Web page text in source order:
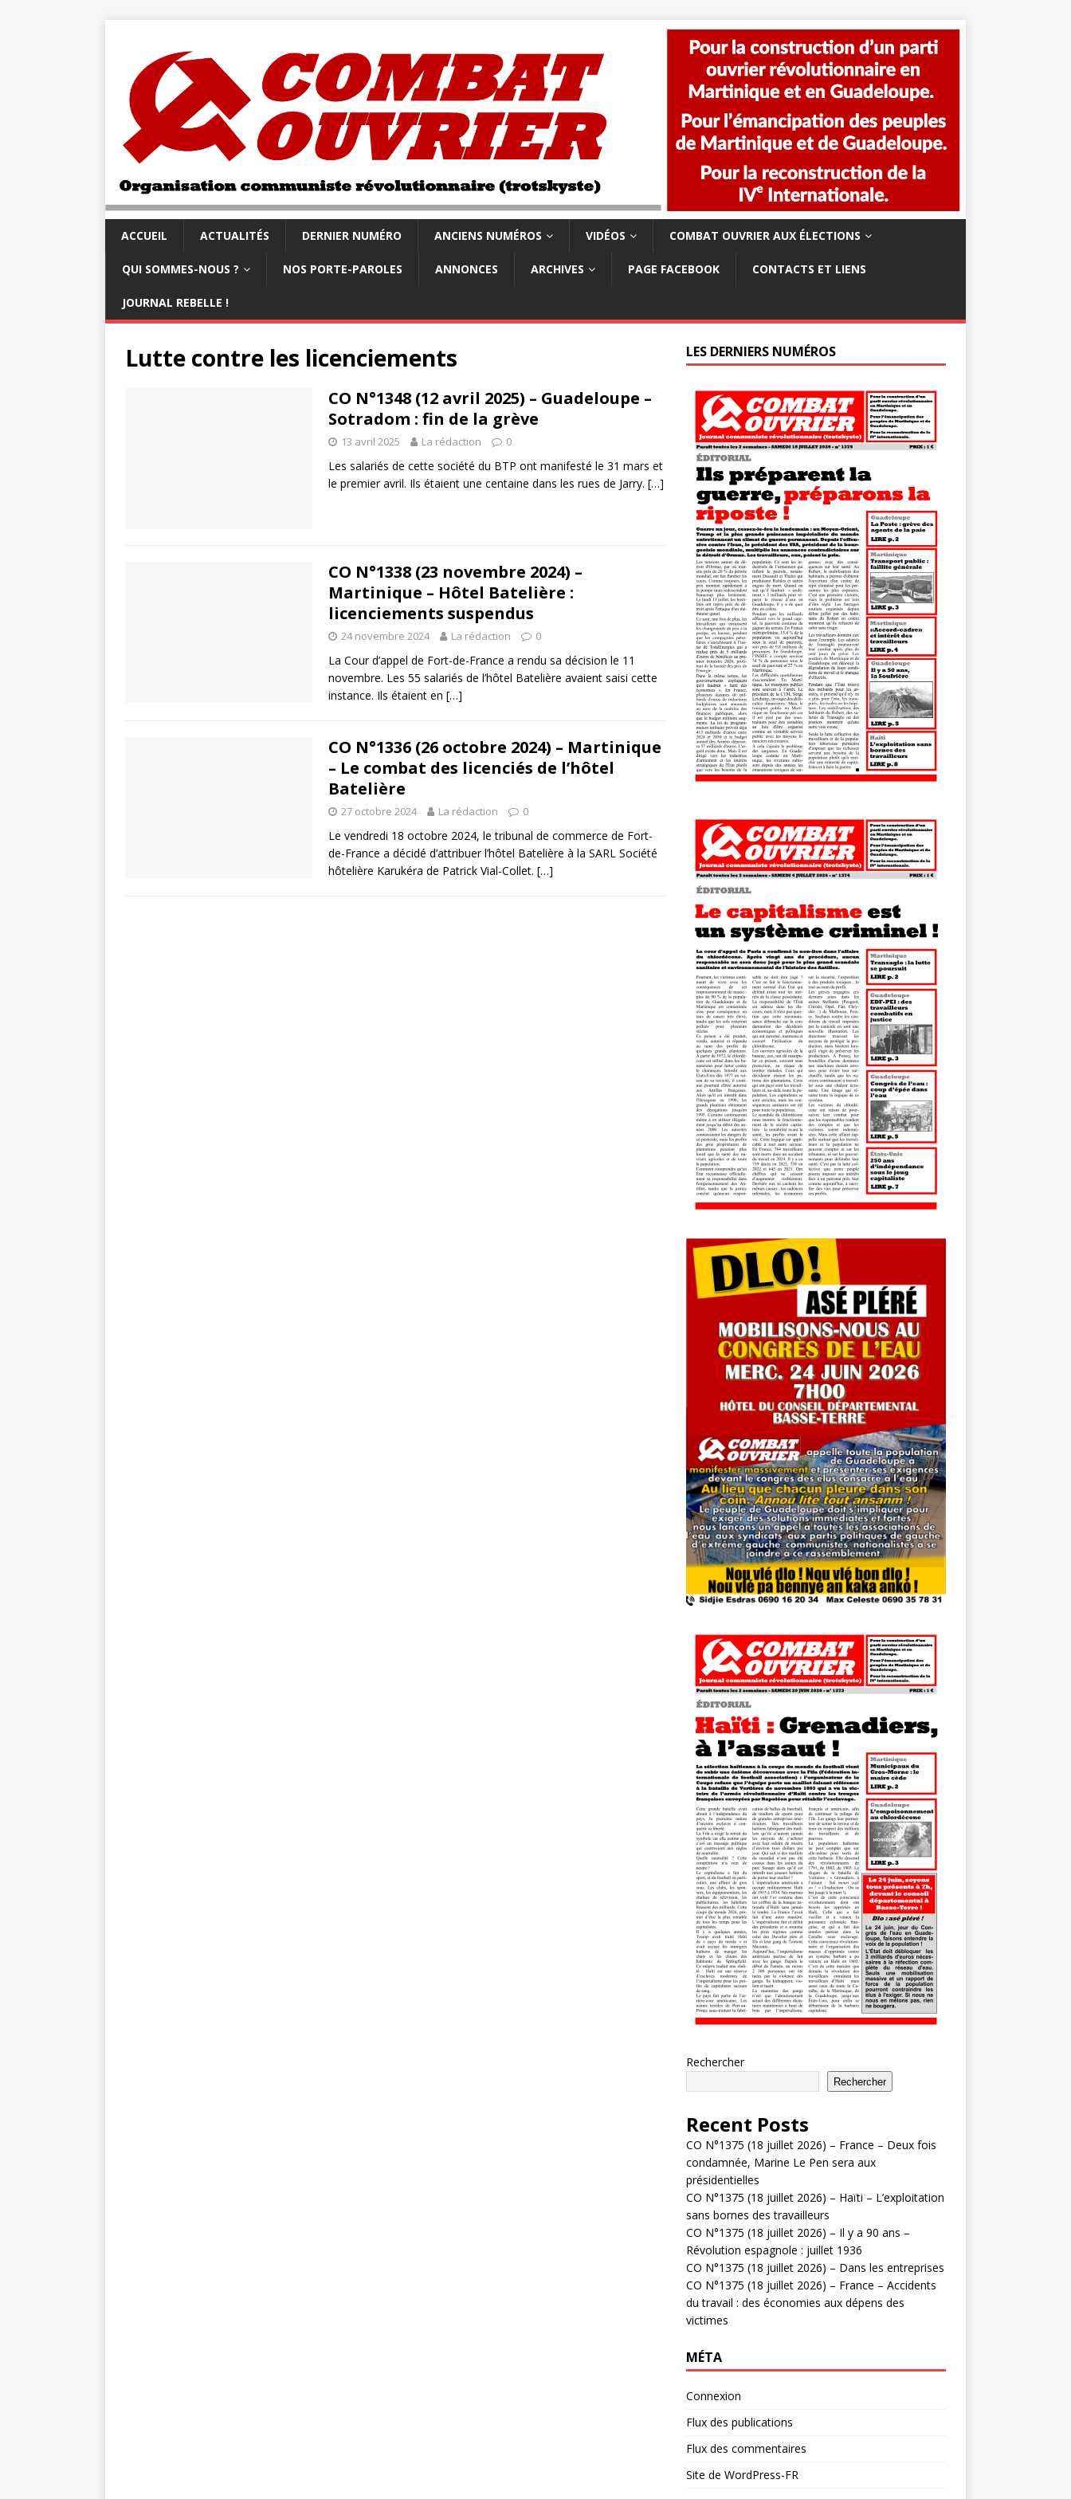
ACCUEIL ACTUALITÉS DERNIER NUMÉRO ANCIENS NUMÉROS VIDÉOS COMBAT OUVRIER AUX ÉLECTIONS
QUI SOMMES-NOUS ? NOS PORTE-PAROLES ANNONCES ARCHIVES PAGE FACEBOOK CONTACTS ET LIENS
JOURNAL REBELLE !
Lutte contre les licenciements
CO N°1348 (12 avril 2025) – Guadeloupe –
Sotradom : fin de la grève
13 avril 2025 La rédaction 0
Les salariés de cette société du BTP ont manifesté le 31 mars et
le premier avril. Ils étaient une centaine dans les rues de Jarry. […]
CO N°1338 (23 novembre 2024) –
Martinique – Hôtel Batelière :
licenciements suspendus
24 novembre 2024 La rédaction 0
La Cour d’appel de Fort-de-France a rendu sa décision le 11
novembre. Les 55 salariés de l’hôtel Batelière avaient saisi cette
instance. Ils étaient en […]
CO N°1336 (26 octobre 2024) – Martinique
– Le combat des licenciés de l’hôtel
Batelière
27 octobre 2024 La rédaction 0
Le vendredi 18 octobre 2024, le tribunal de commerce de Fort-
de-France a décidé d’attribuer l’hôtel Batelière à la SARL Société
hôtelière Karukéra de Patrick Vial-Collet. […]
LES DERNIERS NUMÉROS
Rechercher
Rechercher
Recent Posts
CO N°1375 (18 juillet 2026) – France – Deux fois
condamnée, Marine Le Pen sera aux
présidentielles
CO N°1375 (18 juillet 2026) – Haïti – L’exploitation
sans bornes des travailleurs
CO N°1375 (18 juillet 2026) – Il y a 90 ans –
Révolution espagnole : juillet 1936
CO N°1375 (18 juillet 2026) – Dans les entreprises
CO N°1375 (18 juillet 2026) – France – Accidents
du travail : des économies aux dépens des
victimes
MÉTA
Connexion
Flux des publications
Flux des commentaires
Site de WordPress-FR